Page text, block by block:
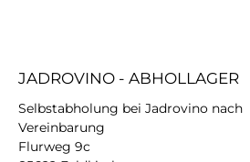
JADROVINO - ABHOLLAGER
Selbstabholung bei Jadrovino nach
Vereinbarung
Flurweg 9c